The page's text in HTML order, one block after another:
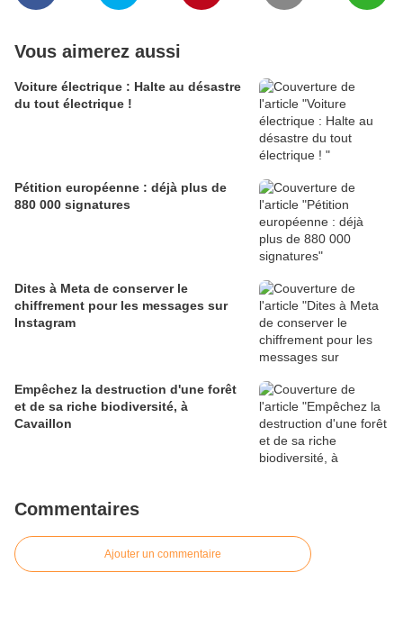
Vous aimerez aussi
Voiture électrique : Halte au désastre
du tout électrique !
Pétition européenne : déjà plus de
880 000 signatures
Dites à Meta de conserver le
chiffrement pour les messages sur
Instagram
Empêchez la destruction d'une forêt
et de sa riche biodiversité, à
Cavaillon
Commentaires
Ajouter un commentaire